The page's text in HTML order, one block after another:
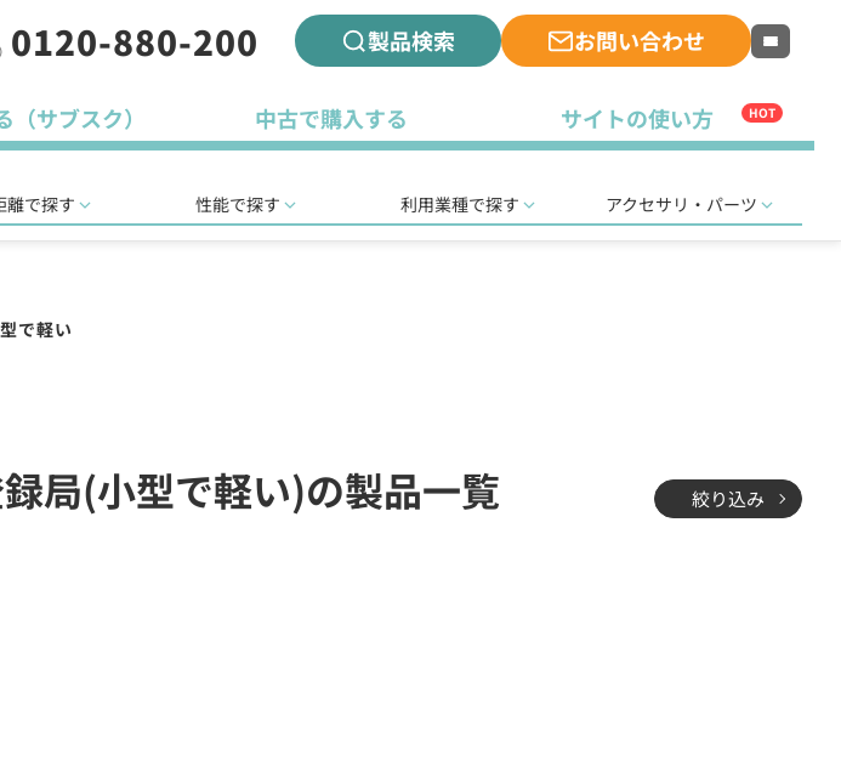
0120-880-200 製品検索 お問い合わせ
（サブスク） 中古で購入する サイトの使い方 HOT
離で探す 性能で探す 利用業種で探す アクセサリ・パーツ
で軽い
局(小型で軽い)の製品一覧 絞り込み